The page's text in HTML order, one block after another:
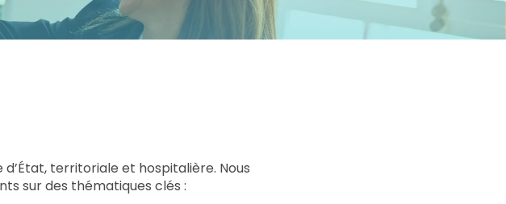
territoriale et hospitalière. Nous
sur des thématiques clés :